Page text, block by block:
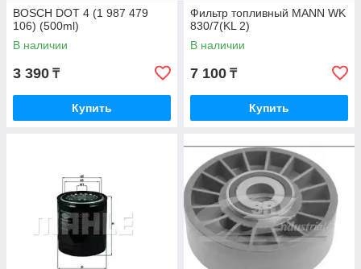
BOSCH DOT 4 (1 987 479
106) (500ml)
В наличии
3 390 ₸
Купить
Фильтр топливный MANN WK
830/7(KL 2)
В наличии
7 100 ₸
Купить